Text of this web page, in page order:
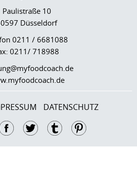
Paulistraße 10
Düsseldorf
0211 / 6681088
0211/ 718988
DATENSCHUTZ